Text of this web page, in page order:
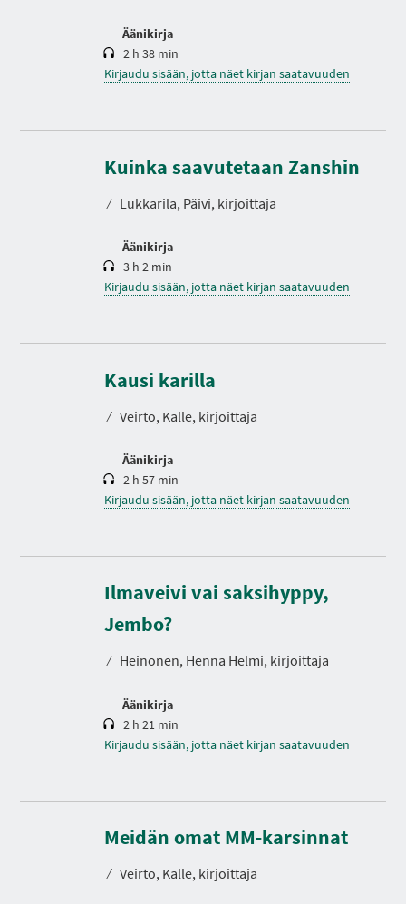
Äänikirja
2 h 38 min
Kirjaudu sisään, jotta näet kirjan saatavuuden
Kuinka saavutetaan Zanshin
⁄ Lukkarila, Päivi, kirjoittaja
Äänikirja
K
s
t
3 h 2 min
Kirjaudu sisään, jotta näet kirjan saatavuuden
Kausi karilla
⁄ Veirto, Kalle, kirjoittaja
Äänikirja
K
s
t
2 h 57 min
Kirjaudu sisään, jotta näet kirjan saatavuuden
Ilmaveivi vai saksihyppy,
Jembo?
⁄ Heinonen, Henna Helmi, kirjoittaja
Äänikirja
K
e
s
t
2 h 21 min
Kirjaudu sisään, jotta näet kirjan saatavuuden
Meidän omat MM-karsinnat
⁄ Veirto, Kalle, kirjoittaja
K
s
t